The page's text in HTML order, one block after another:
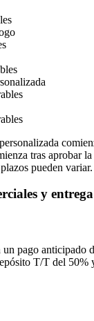
tras aprobar
pueden variar.
y
un pago anticipado
T/T del 50%